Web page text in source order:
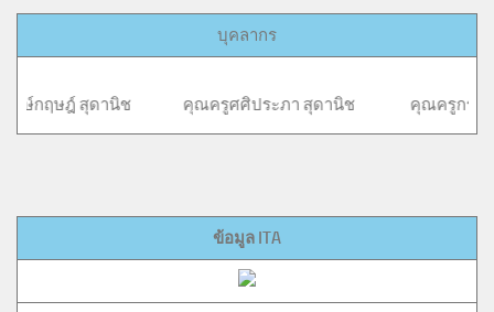
บุคลากร
รูศศิประภา สุดานิช คุณครูกรประภา ประวิ
ข้อมูล ITA